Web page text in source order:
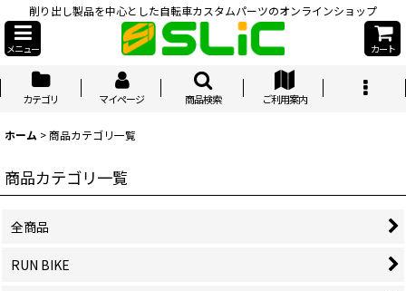
削り出し製品を中心とした自転車カスタムパーツのオンラインショップ
メニュー カート
カテゴリ マイページ 商品検索 ご利用案内
ホーム >商品カテゴリ一覧
商品カテゴリ一覧
全商品
RUN BIKE